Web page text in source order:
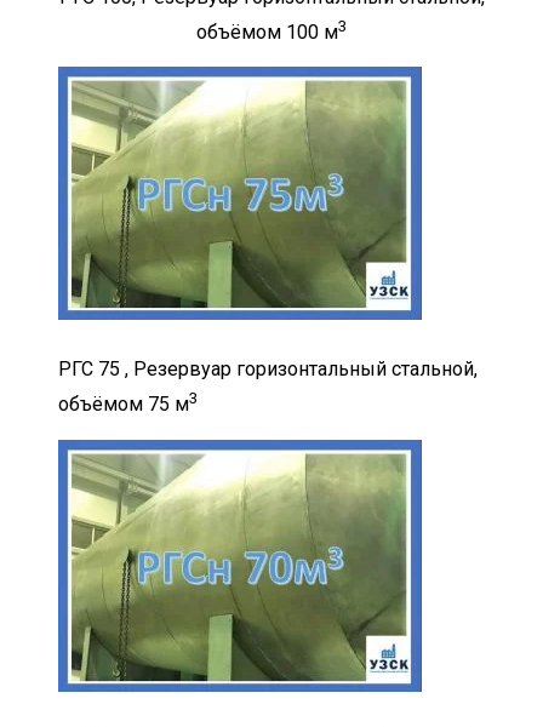
объёмом 100 м3
РГС 75 , Резервуар горизонтальный стальной,
объёмом 75 м3